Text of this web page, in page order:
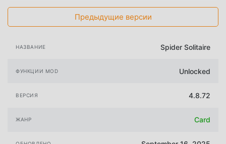
Предыдущие версии
НАЗВАНИЕ Spider Solitaire
ФУНКЦИИ MOD Unlocked
ВЕРСИЯ 4.8.72
ЖАНР Card